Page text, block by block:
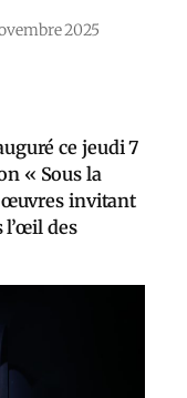
2025
ce jeudi 7
« Sous la
œuvres invitant
l’œil des